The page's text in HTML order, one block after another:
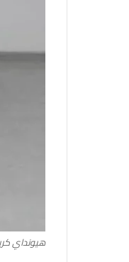
هيونداي كريتا